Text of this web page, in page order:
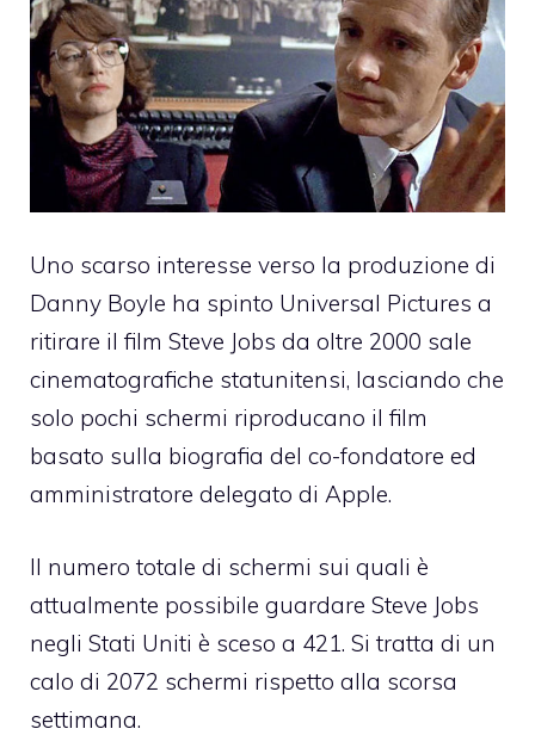
Uno scarso interesse verso la produzione di
Danny Boyle ha spinto Universal Pictures a
ritirare il film Steve Jobs da oltre 2000 sale
cinematografiche statunitensi, lasciando che
solo pochi schermi riproducano il film
basato sulla biografia del co-fondatore ed
amministratore delegato di Apple.
Il numero totale di schermi sui quali è
attualmente possibile guardare Steve Jobs
negli Stati Uniti è sceso a 421. Si tratta di un
calo di 2072 schermi rispetto alla scorsa
settimana.